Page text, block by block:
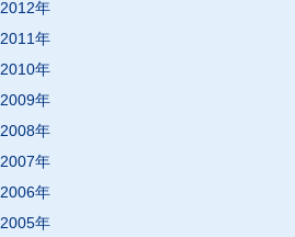
2012年
2011年
2010年
2009年
2008年
2007年
2006年
2005年